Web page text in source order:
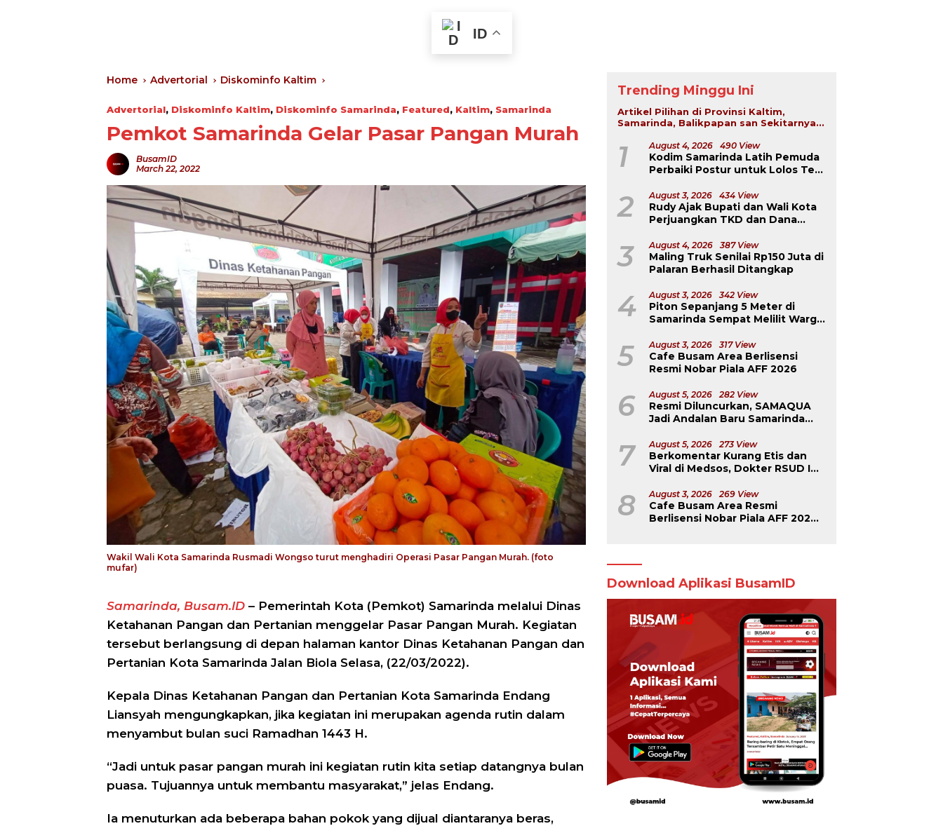
ID
Home Advertorial Diskominfo Kaltim
Advertorial, Diskominfo Kaltim, Diskominfo Samarinda, Featured, Kaltim, Samarinda
Pemkot Samarinda Gelar Pasar Pangan Murah
BusamID
March 22, 2022
Wakil Wali Kota Samarinda Rusmadi Wongso turut menghadiri Operasi Pasar Pangan Murah. (foto
mufar)
Samarinda, Busam.ID – Pemerintah Kota (Pemkot) Samarinda melalui Dinas
Ketahanan Pangan dan Pertanian menggelar Pasar Pangan Murah. Kegiatan
tersebut berlangsung di depan halaman kantor Dinas Ketahanan Pangan dan
Pertanian Kota Samarinda Jalan Biola Selasa, (22/03/2022).
Kepala Dinas Ketahanan Pangan dan Pertanian Kota Samarinda Endang
Liansyah mengungkapkan, jika kegiatan ini merupakan agenda rutin dalam
menyambut bulan suci Ramadhan 1443 H.
“Jadi untuk pasar pangan murah ini kegiatan rutin kita setiap datangnya bulan
puasa. Tujuannya untuk membantu masyarakat,” jelas Endang.
Ia menuturkan ada beberapa bahan pokok yang dijual diantaranya beras,
Trending Minggu Ini
Artikel Pilihan di Provinsi Kaltim,
Samarinda, Balikpapan san Sekitarnya...
1 August 4, 2026 490 View
Kodim Samarinda Latih Pemuda
Perbaiki Postur untuk Lolos Tes
2 August 3, 2026 434 View
Rudy Ajak Bupati dan Wali Kota
Perjuangkan TKD dan Dana
3 August 4, 2026 387 View
Maling Truk Senilai Rp150 Juta di
Palaran Berhasil Ditangkap
4 August 3, 2026 342 View
Piton Sepanjang 5 Meter di
Samarinda Sempat Melilit Warga
5 August 3, 2026 317 View
Cafe Busam Area Berlisensi
Resmi Nobar Piala AFF 2026
6 August 5, 2026 282 View
Resmi Diluncurkan, SAMAQUA
Jadi Andalan Baru Samarinda
7 August 5, 2026 273 View
Berkomentar Kurang Etis dan
Viral di Medsos, Dokter RSUD IA
8 August 3, 2026 269 View
Cafe Busam Area Resmi
Berlisensi Nobar Piala AFF 2026,
Download Aplikasi BusamID